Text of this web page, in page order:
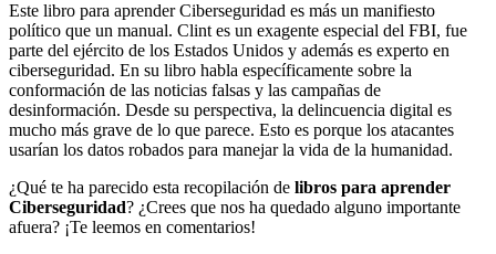
Este libro para aprender Ciberseguridad es más un manifiesto
político que un manual. Clint es un exagente especial del FBI, fue
parte del ejército de los Estados Unidos y además es experto en
ciberseguridad. En su libro habla específicamente sobre la
conformación de las noticias falsas y las campañas de
desinformación. Desde su perspectiva, la delincuencia digital es
mucho más grave de lo que parece. Esto es porque los atacantes
usarían los datos robados para manejar la vida de la humanidad.
¿Qué te ha parecido esta recopilación de libros para aprender
Ciberseguridad? ¿Crees que nos ha quedado alguno importante
afuera? ¡Te leemos en comentarios!